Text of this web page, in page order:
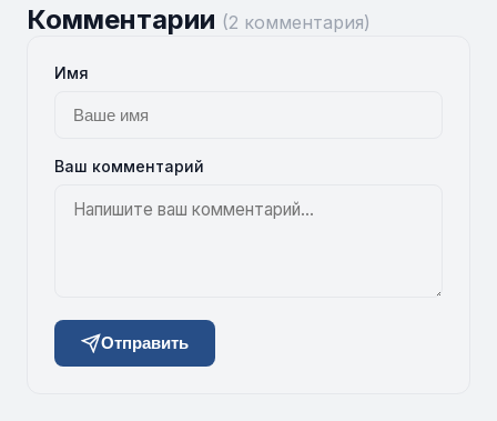
Комментарии (2 комментария)
Имя
Ваш комментарий
Отправить